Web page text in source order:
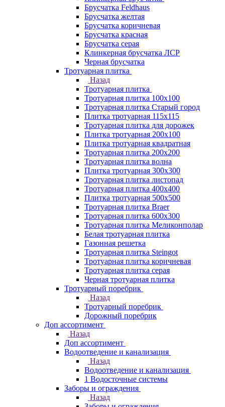
Брусчатка Feldhaus
Брусчатка желтая
Брусчатка коричневая
Брусчатка красная
Брусчатка серая
Клинкерная брусчатка ЛСР
Черная брусчатка
Тротуарная плитка
Назад
Тротуарная плитка
Тротуарная плитка 100x100
Тротуарная плитка Старый город
Плитка тротуарная 115x115
Тротуарная плитка для дорожек
Плитка тротуарная 200х100
Плитка тротуарная квадратная
Тротуарная плитка 200х200
Тротуарная плитка волна
Плитка тротуарная 300х300
Тротуарная плитка листопад
Тротуарная плитка 400х400
Плитка тротуарная 500x500
Тротуарная плитка Braer
Тротуарная плитка 600х300
Тротуарная плитка Меликонполар
Белая тротуарная плитка
Газонная решетка
Тротуарная плитка Steingot
Тротуарная плитка коричневая
Тротуарная плитка серая
Черная тротуарная плитка
Тротуарный поребрик
Назад
Тротуарный поребрик
Дорожный поребрик
Доп ассортимент
Назад
Доп ассортимент
Водоотведение и канализация
Назад
Водоотведение и канализация
1 Водосточные системы
Заборы и ограждения
Назад